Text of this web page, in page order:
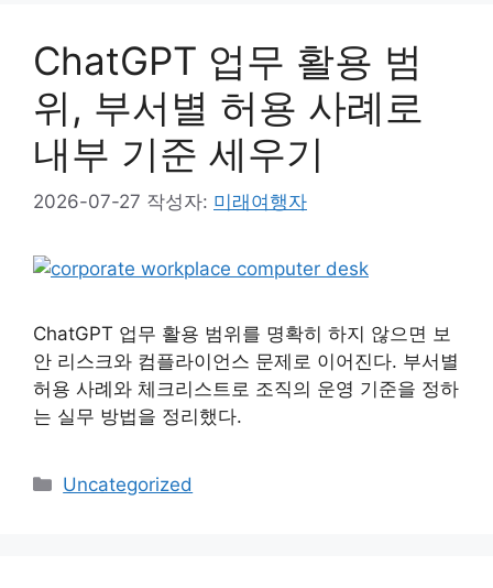
ChatGPT 업무 활용 범
위, 부서별 허용 사례로
내부 기준 세우기
2026-07-27 작성자: 미래여행자
ChatGPT 업무 활용 범위를 명확히 하지 않으면 보
안 리스크와 컴플라이언스 문제로 이어진다. 부서별
허용 사례와 체크리스트로 조직의 운영 기준을 정하
는 실무 방법을 정리했다.
카
Uncategorized